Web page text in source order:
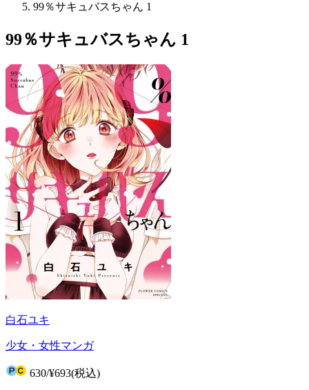
99％サキュバスちゃん 1
99％サキュバスちゃん 1
白石ユキ
少女・女性マンガ
630/¥693(税込)